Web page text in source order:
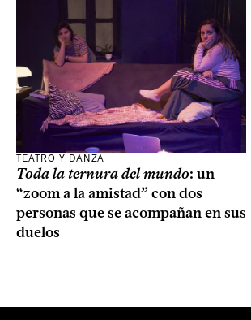
TEATRO Y DANZA
Toda la ternura del mundo: un
“zoom a la amistad” con dos
personas que se acompañan en sus
duelos